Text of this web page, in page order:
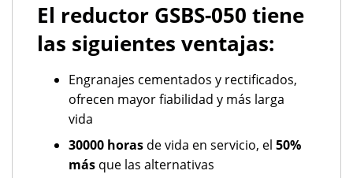
El reductor GSBS-050 tiene
las siguientes ventajas:
Engranajes cementados y rectificados,
ofrecen mayor fiabilidad y más larga
vida
30000 horas de vida en servicio, el 50%
más que las alternativas